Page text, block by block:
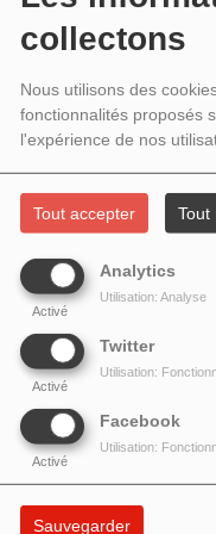
collectons
Nous utilisons des
fonctionnalités proposés
l'expérience de nos
Tout accepter Tout
Analytics
Activé
Utilisation: Analyse
Twitter
Activé
Utilisation:
Facebook
Activé
Utilisation:
Sauvegarder
Deux invitées dans le cadre
et au 125e anniversaire de la
la Mémoire
et Emmanuelle